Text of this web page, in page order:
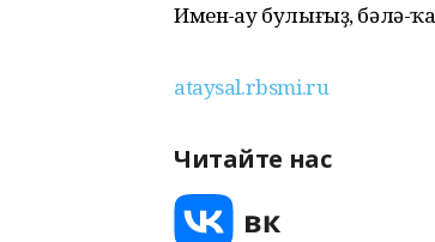
Имен-һау булығыҙ, бәлә-
ataysal.rbsmi.ru
Читайте нас